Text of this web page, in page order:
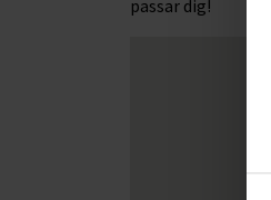
passar dig!